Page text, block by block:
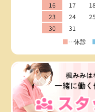
16
17 18
23
24 25
30
31
■…休診